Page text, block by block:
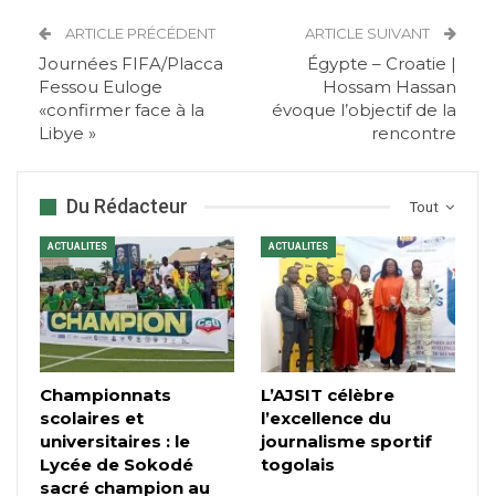
ARTICLE PRÉCÉDENT
Journées FIFA/Placca
Fessou Euloge
«confirmer face à la
Libye »
ARTICLE SUIVANT
Égypte – Croatie |
Hossam Hassan
évoque l’objectif de la
rencontre
Tout
Du Rédacteur
ACTUALITES
Championnats
scolaires et
universitaires : le
Lycée de Sokodé
sacré champion au
ACTUALITES
L’AJSIT célèbre
l’excellence du
journalisme sportif
togolais